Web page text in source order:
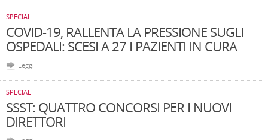
SPECIALI
COVID-19, RALLENTA LA PRESSIONE SUGLI
OSPEDALI: SCESI A 27 I PAZIENTI IN CURA
Leggi
SPECIALI
SSST: QUATTRO CONCORSI PER I NUOVI
DIRETTORI